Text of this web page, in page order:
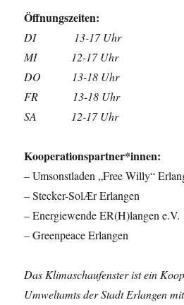
Öffnungszeiten:
DI 13-17 Uhr
MI 12-17 Uhr
DO 13-18 Uhr
FR 13-18 Uhr
SA 12-17 Uhr
Kooperationspartner*innen:
– Umsonstladen „Free Willy“
– Stecker-SolӔr Erlangen
– Energiewende ER(H)langen e.V.
– Greenpeace Erlangen
Das Klimaschaufenster ist ein
Umweltamts der Stadt Erlangen